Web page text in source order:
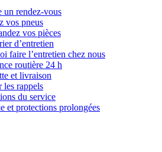
un rendez-vous
vos pneus
vos pièces
d’entretien
faire l’entretien chez nous
routière 24 h
et livraison
rappels
du service
et protections prolongées